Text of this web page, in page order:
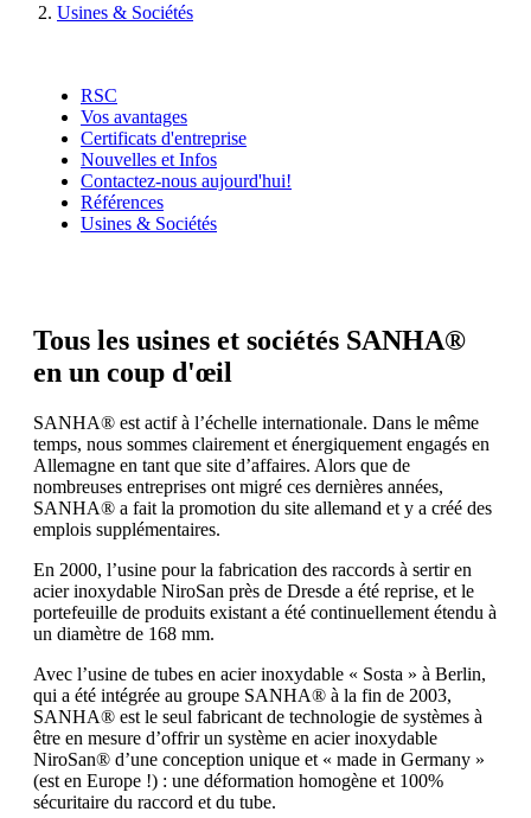
Usines & Sociétés
RSC
Vos avantages
Certificats d'entreprise
Nouvelles et Infos
Contactez-nous aujourd'hui!
Références
Usines & Sociétés
Tous les usines et sociétés SANHA®
en un coup d'œil
SANHA® est actif à l’échelle internationale. Dans le même
temps, nous sommes clairement et énergiquement engagés en
Allemagne en tant que site d’affaires. Alors que de
nombreuses entreprises ont migré ces dernières années,
SANHA® a fait la promotion du site allemand et y a créé des
emplois supplémentaires.
En 2000, l’usine pour la fabrication des raccords à sertir en
acier inoxydable NiroSan près de Dresde a été reprise, et le
portefeuille de produits existant a été continuellement étendu à
un diamètre de 168 mm.
Avec l’usine de tubes en acier inoxydable « Sosta » à Berlin,
qui a été intégrée au groupe SANHA® à la fin de 2003,
SANHA® est le seul fabricant de technologie de systèmes à
être en mesure d’offrir un système en acier inoxydable
NiroSan® d’une conception unique et « made in Germany »
(est en Europe !) : une déformation homogène et 100%
sécuritaire du raccord et du tube.